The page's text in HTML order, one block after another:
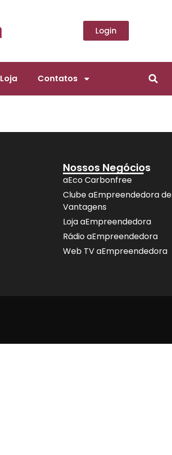
Login
Loja Contatos
Nossos Negócios
aEco Carbonfree
Clube aEmpreendedora de
Vantagens
Loja aEmpreendedora
Rádio aEmpreendedora
Web TV aEmpreendedora